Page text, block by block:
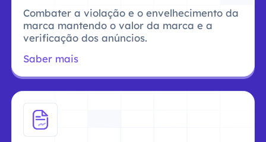
Combater a violação e o envelhecimento da
marca mantendo o valor da marca e a
verificação dos anúncios.
Saber mais